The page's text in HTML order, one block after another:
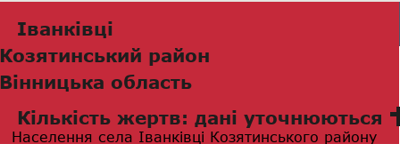
Іванківці
Козятинський район
Вінницька область
Кількість жертв: дані уточнюються
Населення села Іванківці Козятинського району